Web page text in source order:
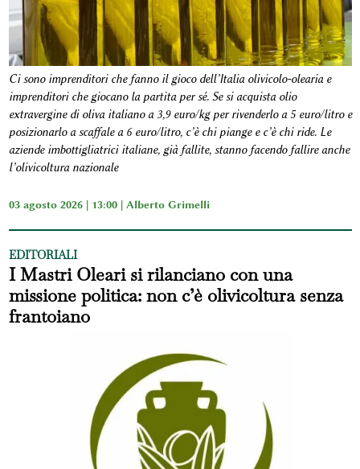
Ci sono imprenditori che fanno il gioco dell’Italia olivicolo-olearia e
imprenditori che giocano la partita per sé. Se si acquista olio
extravergine di oliva italiano a 3,9 euro/kg per rivenderlo a 5 euro/litro e
posizionarlo a scaffale a 6 euro/litro, c’è chi piange e c’è chi ride. Le
aziende imbottigliatrici italiane, già fallite, stanno facendo fallire anche
l’olivicoltura nazionale
03 agosto 2026 | 13:00 | Alberto Grimelli
EDITORIALI
I Mastri Oleari si rilanciano con una
missione politica: non c’è olivicoltura senza
frantoiano